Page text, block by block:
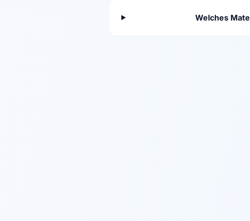
Welches